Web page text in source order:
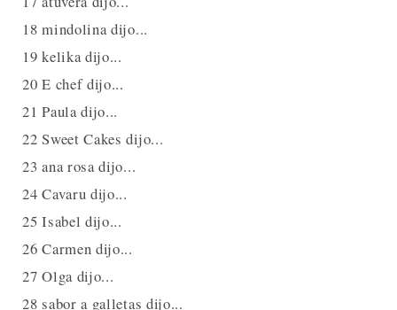
18 mindolina dijo...
19 kelika dijo...
20 E chef dijo...
21 Paula dijo...
22 Sweet Cakes dijo...
23 ana rosa dijo...
24 Cavaru dijo...
25 Isabel dijo...
26 Carmen dijo...
27 Olga dijo...
28 sabor a galletas dijo...